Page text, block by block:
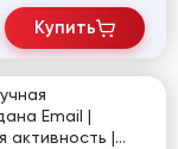
Купить
|